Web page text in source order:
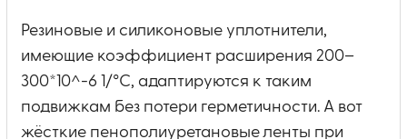
Резиновые и силиконовые уплотнители,
имеющие коэффициент расширения 200–
300*10^-6 1/°C, адаптируются к таким
подвижкам без потери герметичности. А вот
жёсткие пенополиуретановые ленты при